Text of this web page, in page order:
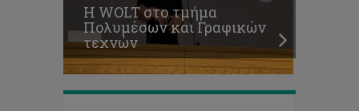
H WOLT στο τμήμα
Πολυμέσων και Γραφικών
τεχνών
δεξιοτήτων
των
Διευθυντών
Φροντίδας